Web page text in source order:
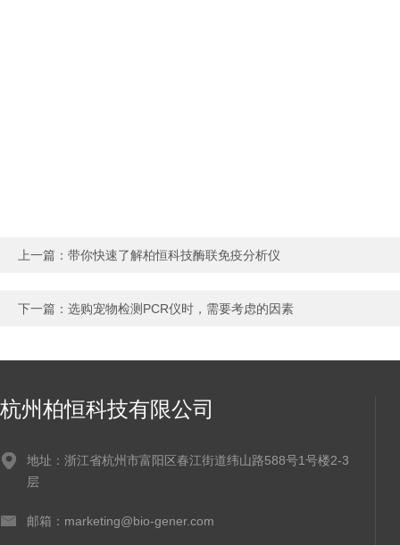
上一篇： 带你快速了解柏恒科技酶联免疫分析仪
下一篇： 选购宠物检测PCR仪时，需要考虑的因素
杭州柏恒科技有限公司
地址：浙江省杭州市富阳区春江街道纬山路588号1号楼2-3
层
邮箱：marketing@bio-gener.com